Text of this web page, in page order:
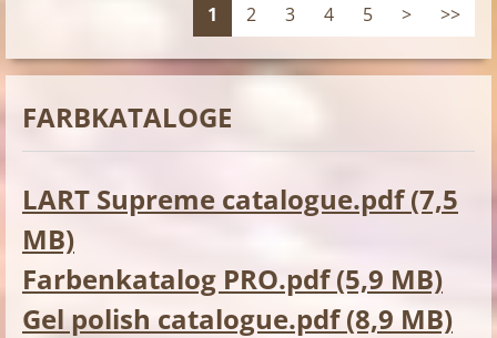
1 2 3 4 5 > >>
FARBKATALOGE
LART Supreme catalogue.pdf (7,5
MB)
Farbenkatalog PRO.pdf (5,9 MB)
Gel polish catalogue.pdf (8,9 MB)